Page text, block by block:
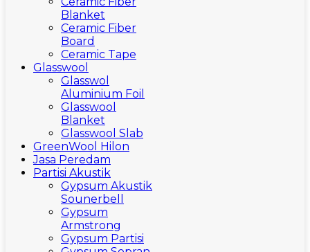
Blanket
Ceramic Fiber
Board
Ceramic Tape
Glasswool
Glasswol
Aluminium Foil
Glasswool
Blanket
Glasswool Slab
GreenWool Hilon
Jasa Peredam
Partisi Akustik
Gypsum Akustik
Sounerbell
Gypsum
Armstrong
Gypsum Partisi